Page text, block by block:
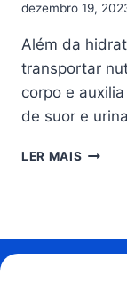
dezembro 19,
Além da
transportar
corpo e
de suor e
LER MAIS